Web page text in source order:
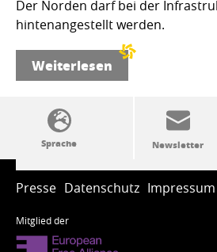
Der Norden darf bei der
hintenangestellt werden.
Weiterlesen
SSW-Politik von A bis Z
Presse Datenschutz Impressum
Mitglied der